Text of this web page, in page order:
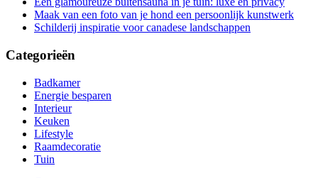
Maak van een foto van je hond een persoonlijk kunstwerk
Schilderij inspiratie voor canadese landschappen
Categorieën
Badkamer
Energie besparen
Interieur
Keuken
Lifestyle
Raamdecoratie
Tuin